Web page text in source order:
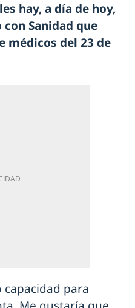
hay, a día de hoy,
Sanidad que
médicos del 23 de
para